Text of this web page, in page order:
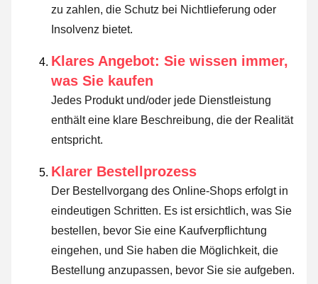
zu zahlen, die Schutz bei Nichtlieferung oder
Insolvenz bietet.
Klares Angebot: Sie wissen immer,
was Sie kaufen
Jedes Produkt und/oder jede Dienstleistung
enthält eine klare Beschreibung, die der Realität
entspricht.
Klarer Bestellprozess
Der Bestellvorgang des Online-Shops erfolgt in
eindeutigen Schritten. Es ist ersichtlich, was Sie
bestellen, bevor Sie eine Kaufverpflichtung
eingehen, und Sie haben die Möglichkeit, die
Bestellung anzupassen, bevor Sie sie aufgeben.